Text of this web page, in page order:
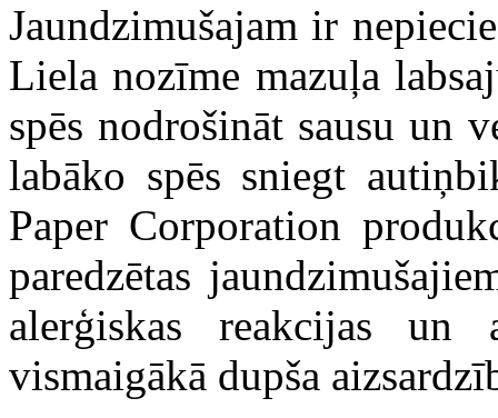
Jaundzimušajam ir
Liela nozīme mazuļa
spēs nodrošināt sausu un
labāko spēs sniegt
Paper Corporation
paredzētas
alerģiskas reakcijas un
vismaigākā dupša